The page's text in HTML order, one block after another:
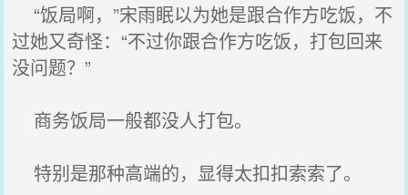
“饭局啊，”宋雨眠以为她是跟合作方吃饭，不
过她又奇怪：“不过你跟合作方吃饭，打包回来
没问题？”
商务饭局一般都没人打包。
特别是那种高端的，显得太扣扣索索了。